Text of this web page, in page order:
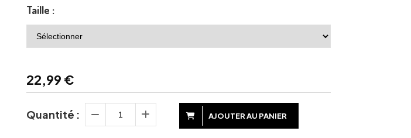
Taille :
22,99 €
Quantité : AJOUTER AU PANIER